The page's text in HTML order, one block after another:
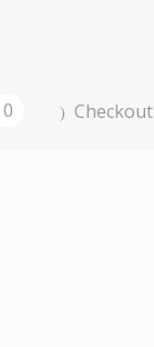
Checkout